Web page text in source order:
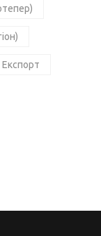
Експорт